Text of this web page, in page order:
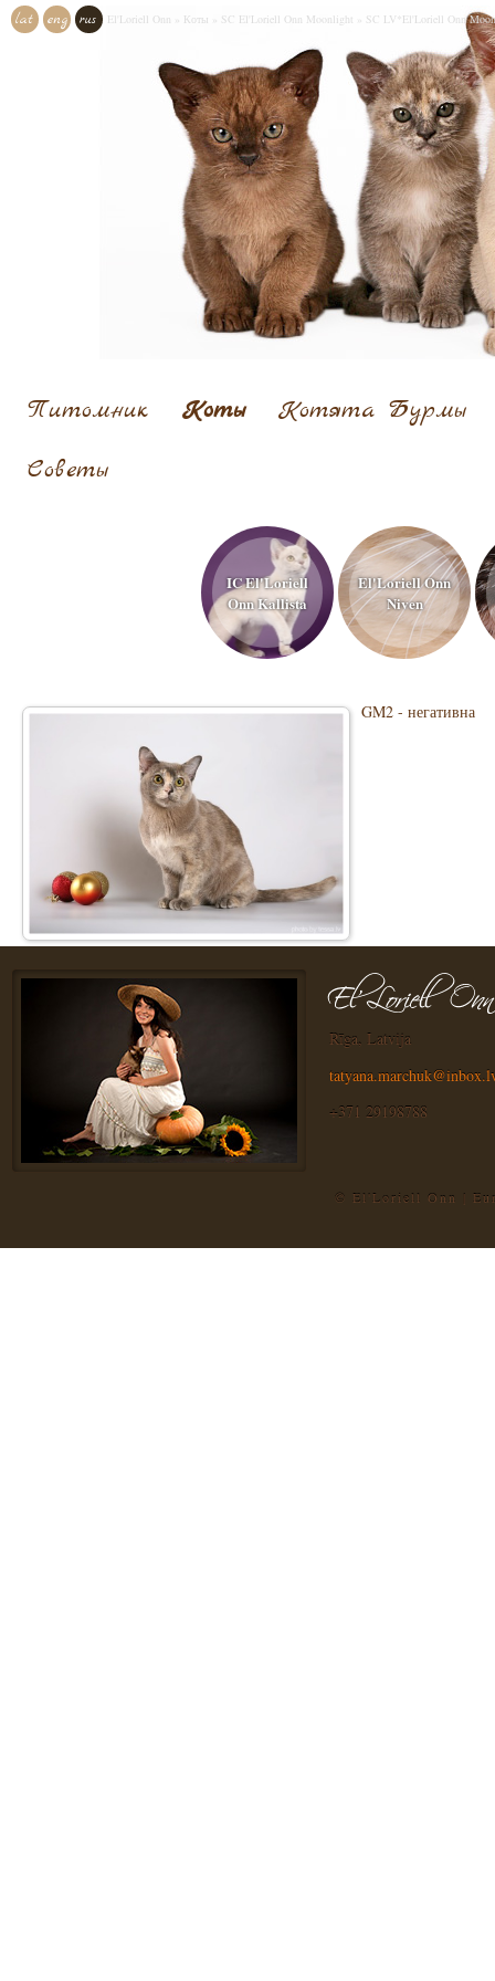
lat eng rus El'Loriell Onn Коты SC El'Loriell Onn Moonlight SC LV*El'Loriell Onn
Питомник Коты
Котята Бурмы
Cоветы
IC El'Loriell
Onn Kallista
El'Loriell Onn
Niven
GM2 - негативна
Rīga, Latvija
+371 29198788
© El'Loriell Onn |